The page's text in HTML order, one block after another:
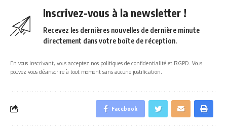
Inscrivez-vous à la newsletter !
Recevez les dernières nouvelles de dernière minute
directement dans votre boîte de réception.
En vous inscrivant, vous acceptez nos politiques de confidentialité et RGPD. Vous
pouvez vous désinscrire à tout moment sans aucune justification.
Facebook